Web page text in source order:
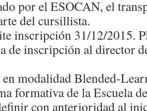
por el ESOCAN, el
del cursillista.
inscripción 31/12/2015.
de inscripción al director
modalidad Blended-
formativa de la Escuela
con anterioridad al